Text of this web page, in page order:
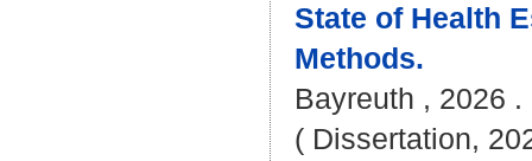
State of Health
Methods.
Bayreuth , 2026
( Dissertation,